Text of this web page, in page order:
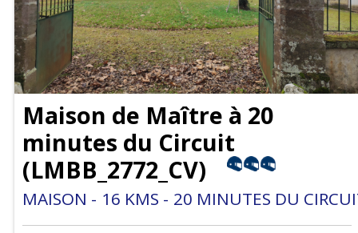
Maison de Maître à 20
minutes du Circuit
(LMBB_2772_CV)
MAISON 16 KMS 20 MINUTES DU